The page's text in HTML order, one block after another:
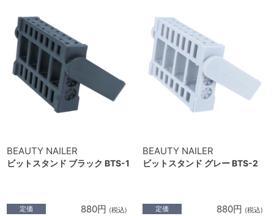
BEAUTY NAILER
ビットスタンド ブラック BTS-1
定価 880円 (税込)
BEAUTY NAILER
ビットスタンド グレー BTS-2
定価 880円 (税込)